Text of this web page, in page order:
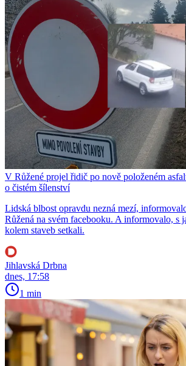
V Růžené projel řidič po nově položeném
o čistém šílenství
Lidská blbost opravdu nezná mezí,
Růžená na svém facebooku. A informovalo, s
kolem staveb setkali.
Jihlavská Drbna
dnes, 17:58
1 min